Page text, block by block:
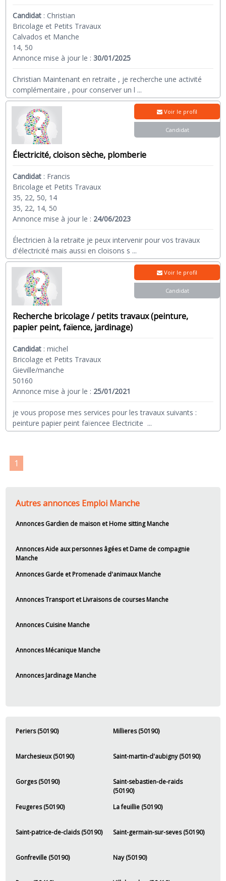
Candidat : Christian
Bricolage et Petits Travaux
Calvados et Manche
14, 50
Annonce mise à jour le :30/01/2025
Christian Maintenant en retraite , je recherche une activité
complémentaire , pour conserver un l ...
Électricité, cloison sèche, plomberie
Candidat : Francis
Bricolage et Petits Travaux
35, 22, 50, 14
35, 22, 14, 50
Annonce mise à jour le : 24/06/2023
Électricien à la retraite je peux intervenir pour vos travaux
d'électricité mais aussi en cloisons s ...
Voir le profil
Candidat
Recherche bricolage / petits travaux (peinture,
papier peint, faïence, jardinage)
Candidat :michel
Bricolage et Petits Travaux
Gieville/manche
50160
Annonce mise à jour le : 25/01/2021
je vous propose mes services pour les travaux suivants :
peinture papier peint faïencee Electricite ...
Voir le profil
Candidat
1
Autres annonces Emploi Manche
Annonces Gardien de maison et Home sitting Manche
Annonces Aide aux personnes âgées et Dame de compagnie
Manche
Annonces Garde et Promenade d'animaux Manche
Annonces Transport et Livraisons de courses Manche
Annonces Cuisine Manche
Annonces Mécanique Manche
Annonces Jardinage Manche
Periers (50190) Millieres (50190)
Marchesieux (50190) Saint-martin-d'aubigny (50190)
Gorges (50190)
Saint-sebastien-de-raids
(50190)
Feugeres (50190)
La feuillie (50190)
Saint-patrice-de-claids (50190) Saint-germain-sur-seves (50190)
Gonfreville (50190) Nay (50190)